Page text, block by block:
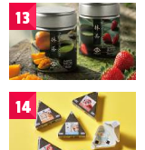
13
14